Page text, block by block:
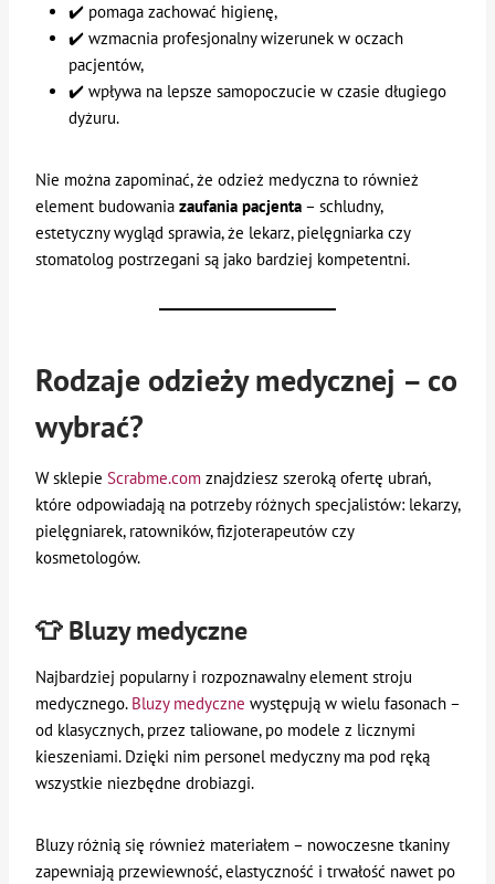
✔️ pomaga zachować higienę,
✔️ wzmacnia profesjonalny wizerunek w oczach
pacjentów,
✔️ wpływa na lepsze samopoczucie w czasie długiego
dyżuru.
Nie można zapominać, że odzież medyczna to również
element budowania zaufania pacjenta – schludny,
estetyczny wygląd sprawia, że lekarz, pielęgniarka czy
stomatolog postrzegani są jako bardziej kompetentni.
Rodzaje odzieży medycznej – co
wybrać?
W sklepie Scrabme.com znajdziesz szeroką ofertę ubrań,
które odpowiadają na potrzeby różnych specjalistów: lekarzy,
pielęgniarek, ratowników, fizjoterapeutów czy
kosmetologów.
👕 Bluzy medyczne
Najbardziej popularny i rozpoznawalny element stroju
medycznego. Bluzy medyczne występują w wielu fasonach –
od klasycznych, przez taliowane, po modele z licznymi
kieszeniami. Dzięki nim personel medyczny ma pod ręką
wszystkie niezbędne drobiazgi.
Bluzy różnią się również materiałem – nowoczesne tkaniny
zapewniają przewiewność, elastyczność i trwałość nawet po